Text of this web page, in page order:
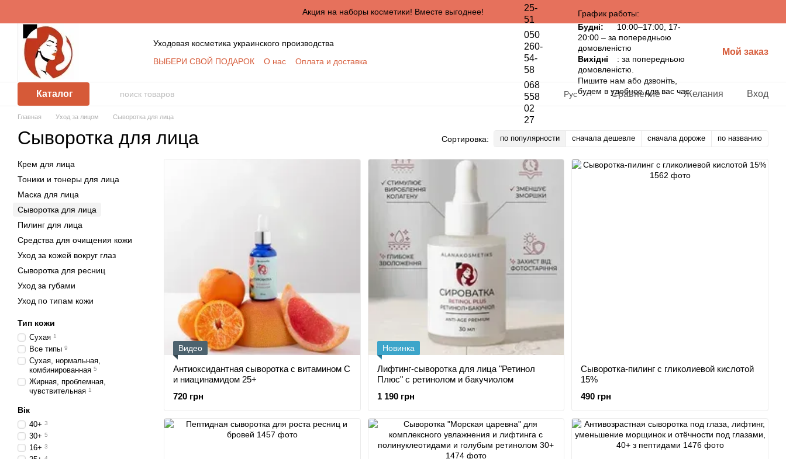
Акция на наборы косметики! Вместе выгоднее!
Уходовая косметика украинского производства
ВЫБЕРИ СВОЙ ПОДАРОК
О нас
Оплата и доставка
Косметика оптом: условия сотрудничества для оптовых покупателей
Политика защиты и обработки персональных данных
25-
51
050
260-
54-
58
068
558
02
27
График работы:
Будні:
10:00–17:00, 17-
20:00 – за попередньою
домовленістю
Вихідні
: за попередньою
домовленістю.
Пишите нам або дзвоніть,
будем в удобное для вас час.
Мой заказ
Каталог Рус Сравнение Желания Вход
Главная Уход за лицом Сыворотка для лица
Сыворотка для лица Сортировка: по популярности сначала дешевле сначала дороже по названию
Видео
Антиоксидантная сыворотка с витамином С
и ниацинамидом 25+
720 грн
Новинка
Лифтинг-сыворотка для лица "Ретинол
Плюс" с ретинолом и бакучиолом
1 190 грн
Сыворотка-пилинг с гликолиевой кислотой
15%
490 грн
Крем для лица
Тоники и тонеры для лица
Маска для лица
Сыворотка для лица
Пилинг для лица
Средства для очищения кожи
Уход за кожей вокруг глаз
Сыворотка для ресниц
Уход за губами
Уход по типам кожи
Тип кожи
Сухая 1
Все типы 9
Сухая, нормальная,
комбинированная 5
Жирная, проблемная,
чувствительная 1
Вік
40+ 3
30+ 5
16+ 3